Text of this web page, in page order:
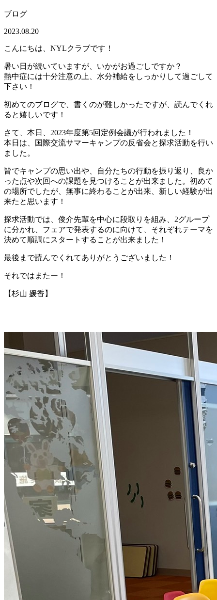
ブログ
2023.08.20
こんにちは、NYLクラブです！
暑い日が続いていますが、いかがお過ごしですか？
熱中症には十分注意の上、水分補給をしっかりして過ごして
下さい！
初めてのブログで、書くのが難しかったですが、読んでくれ
ると嬉しいです！
さて、本日、2023年度第5回定例会議が行われました！
本日は、国際交流サマーキャンプの反省会と探求活動を行い
ました。
皆でキャンプの思い出や、自分たちの行動を振り返り、良か
った点や次回への課題を見つけることが出来ました。初めて
の場所でしたが、無事に終わることが出来、新しい経験が出
来たと思います！
探求活動では、俊介先輩を中心に段取りを組み、2グループ
に分かれ、フェアで発表するのに向けて、それぞれテーマを
決めて順調にスタートすることが出来ました！
最後まで読んでくれてありがとうございました！
それではまたー！
【杉山 媛香】